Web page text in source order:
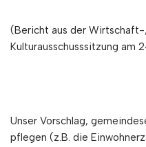
(Bericht aus der Wirtschaft-
Kulturausschusssitzung am
Unser Vorschlag,
pflegen (z.B. die